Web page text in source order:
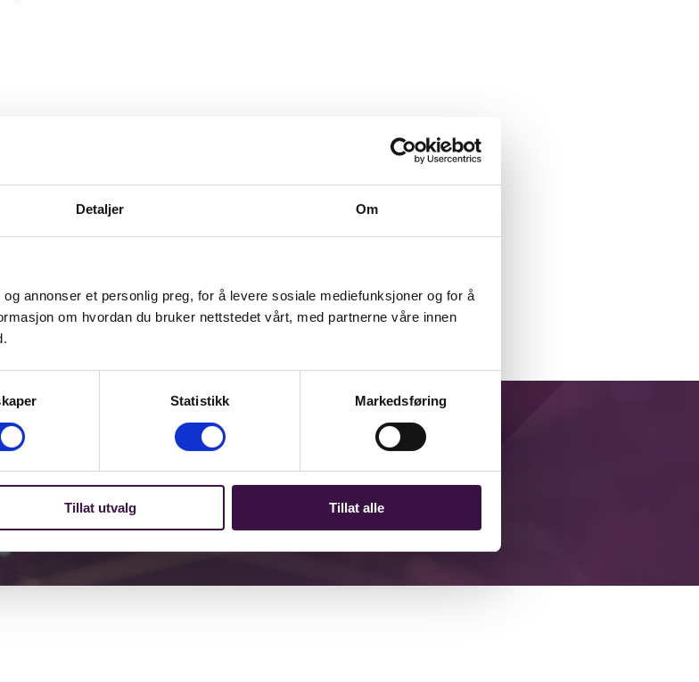
Detaljer Om
annonser et personlig preg, for å levere sosiale mediefunksjoner og for å
om hvordan du bruker nettstedet vårt, med partnerne våre innen
Statistikk Markedsføring
Tillat utvalg Tillat alle
på denne siden.